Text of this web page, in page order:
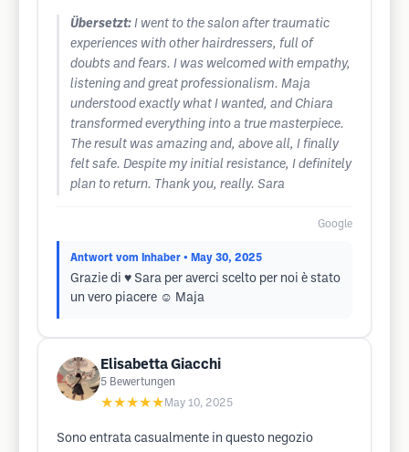
Übersetzt: I went to the salon after traumatic
experiences with other hairdressers, full of
doubts and fears. I was welcomed with empathy,
listening and great professionalism. Maja
understood exactly what I wanted, and Chiara
transformed everything into a true masterpiece.
The result was amazing and, above all, I finally
felt safe. Despite my initial resistance, I definitely
plan to return. Thank you, really. Sara
Google
Antwort vom Inhaber • May 30, 2025
Grazie di ♥️ Sara per averci scelto per noi è stato
un vero piacere ☺️ Maja
Elisabetta Giacchi
5 Bewertungen
★★★★★ May 10, 2025
Sono entrata casualmente in questo negozio